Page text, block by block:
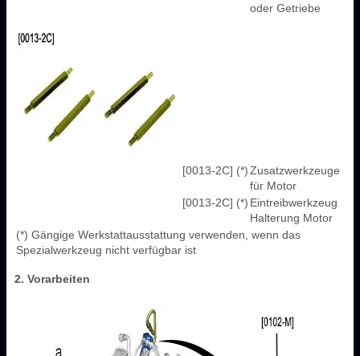
oder Getriebe
[0013-2C] (*)Zusatzwerkzeuge
für Motor
[0013-2C] (*) Eintreibwerkzeug
Halterung Motor
(*) Gängige Werkstattausstattung verwenden, wenn das
Spezialwerkzeug nicht verfügbar ist
2. Vorarbeiten